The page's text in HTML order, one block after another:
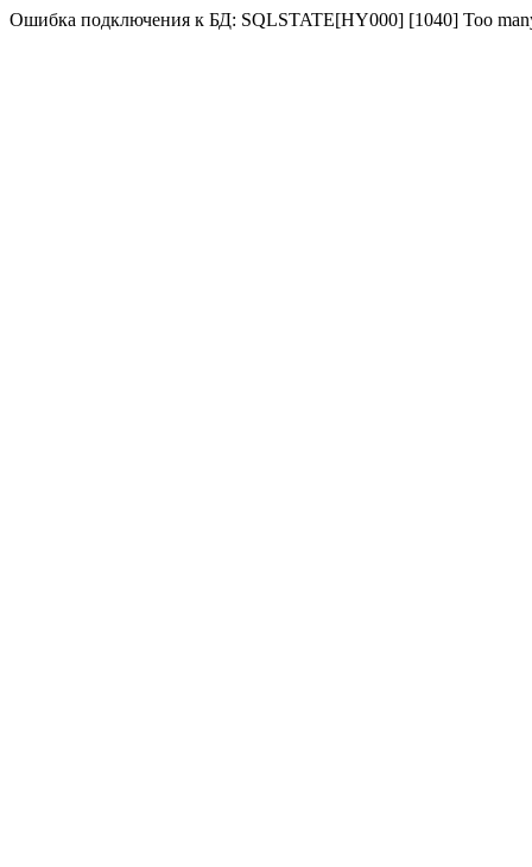
Ошибка подключения к БД: SQLSTATE[HY000] [1040] Too